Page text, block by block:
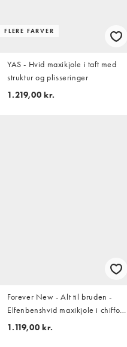
FLERE FARVER
YAS - Hvid maxikjole i taft med
struktur og plisseringer
1.219,00 kr.
Forever New - Alt til bruden -
Elfenbenshvid maxikjole i chiffon
med V-hals og flæsedetaljer
1.119,00 kr.